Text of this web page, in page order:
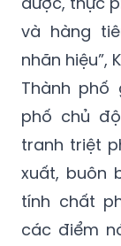
và hàng
nhãn hiệu”,
Thành phố
phố chủ
tranh triệt
xuất, buôn
tính chất
các điểm